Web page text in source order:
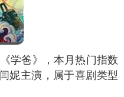
学爸》，本月热门指数
妮主演，属于喜剧类型